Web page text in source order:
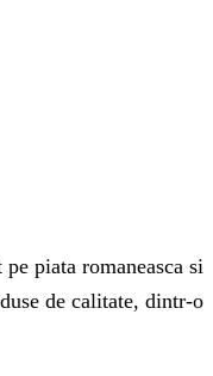
piata romaneasca si
de calitate, dintr-o